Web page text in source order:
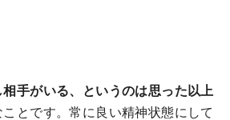
相手がいる、というのは思った以上
ことです。常に良い精神状態にして